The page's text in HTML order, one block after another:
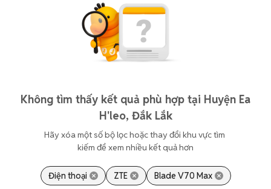
Không tìm thấy kết quả phù hợp tại Huyện Ea
H'leo, Đắk Lắk
Hãy xóa một số bộ lọc hoặc thay đổi khu vực tìm
kiếm để xem nhiều kết quả hơn
Điện thoại ZTE Blade V70 Max